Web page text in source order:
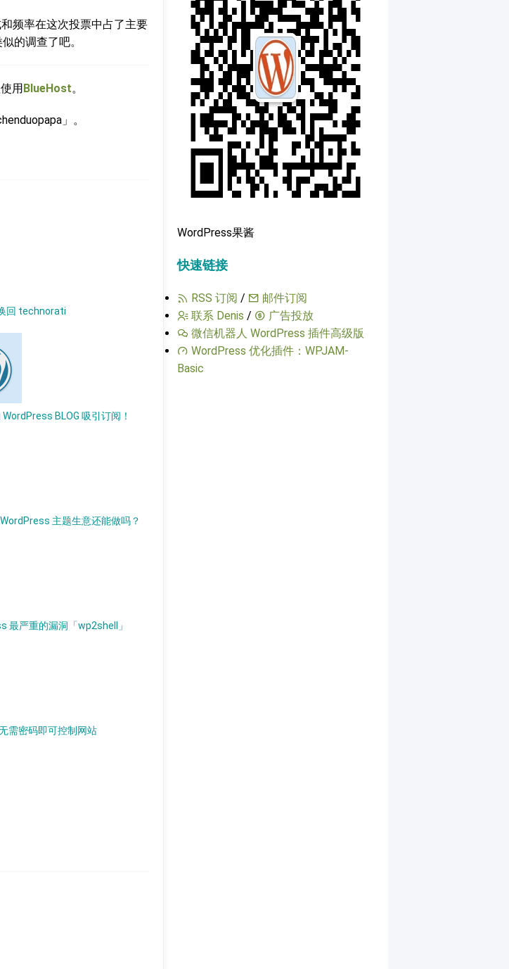
频率在这次投票中占了主要
的调查了吧。
用BlueHost。
」。
Links 换回 technorati
BLOG 吸引订阅！
主题生意还能做吗？
最严重的漏洞「wp2shell」
需密码即可控制网站
WordPress果酱
快速链接
RSS 订阅 /
邮件订阅
联系 Denis /
广告投放
微信机器人 WordPress 插件高级版
WordPress 优化插件：WPJAM-
Basic